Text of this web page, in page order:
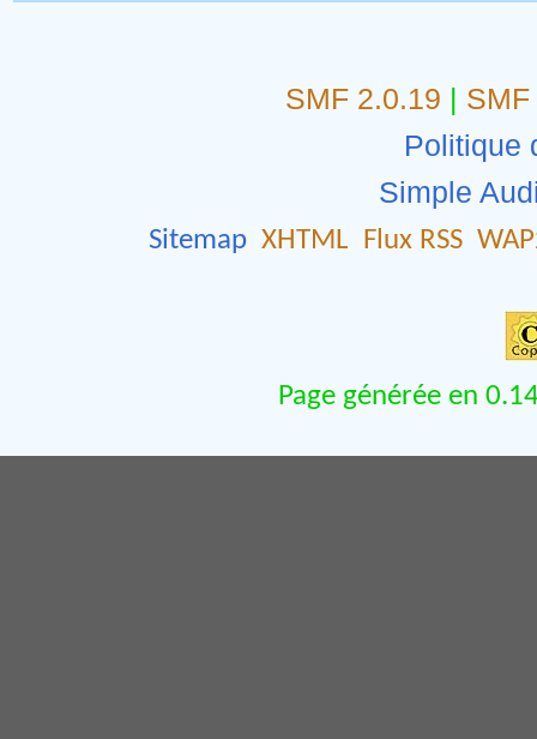
SMF 2.0.19 |
Politique
Simple
Sitemap XHTML Flux RSS
Page générée en